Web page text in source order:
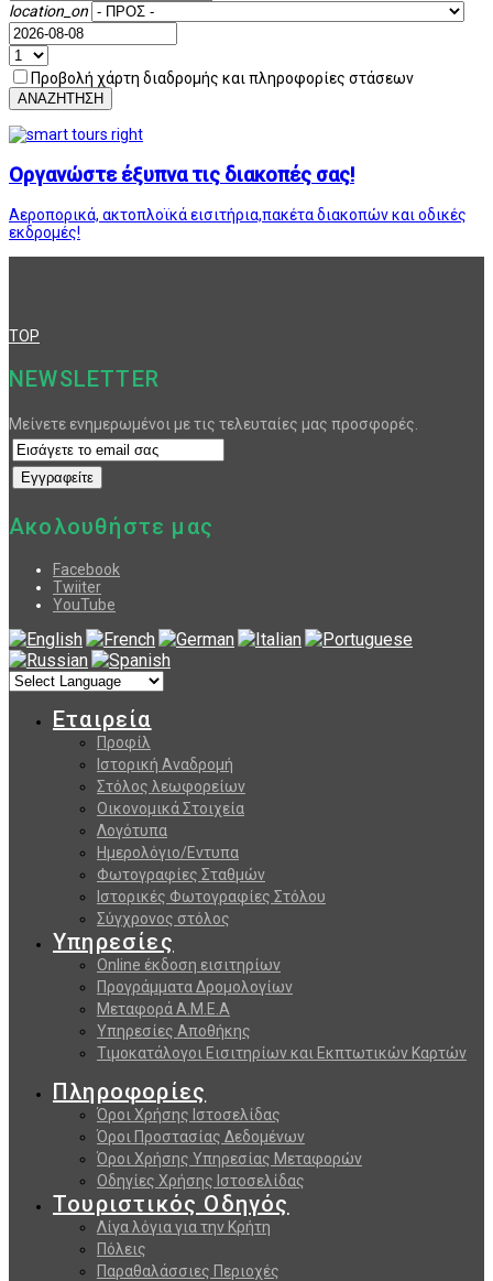
location_on
Προβολή χάρτη διαδρομής και πληροφορίες στάσεων
ΑΝΑΖΗΤΗΣΗ
Οργανώστε έξυπνα τις διακοπές σας!
Αεροπορικά, ακτοπλοϊκά εισιτήρια,πακέτα διακοπών και οδικές
εκδρομές!
TOP
NEWSLETTER
Μείνετε ενημερωμένοι με τις τελευταίες μας προσφορές.
Ακολουθήστε μας
Facebook
Twiiter
YouTube
Εταιρεία
Προφίλ
Ιστορική Αναδρομή
Στόλος λεωφορείων
Οικονομικά Στοιχεία
Λογότυπα
Ημερολόγιο/Εντυπα
Φωτογραφίες Σταθμών
Ιστορικές Φωτογραφίες Στόλου
Σύγχρονος στόλος
Υπηρεσίες
Online έκδοση εισιτηρίων
Προγράμματα Δρομολογίων
Μεταφορά Α.Μ.Ε.Α
Υπηρεσίες Αποθήκης
Τιμοκατάλογοι Εισιτηρίων και Εκπτωτικών Καρτών
Πληροφορίες
Όροι Χρήσης Ιστοσελίδας
Όροι Προστασίας Δεδομένων
Όροι Χρήσης Υπηρεσίας Μεταφορών
Οδηγίες Χρήσης Ιστοσελίδας
Τουριστικός Οδηγός
Λίγα λόγια για την Κρήτη
Πόλεις
Παραθαλάσσιες Περιοχές